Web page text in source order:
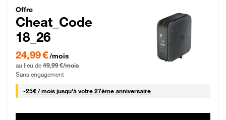
Cheat_Code Fibre_18_26
Offre
Cheat_Code
18_26
24,99 € par mois pendant 0 mois puis 49,99 € par mois, Sans engagement
24,99 €/mois
au lieu de 49,99 €/mois
Sans engagement
-25€ / mois25 € par mois
jusqu'à votre 27ème anniversaire